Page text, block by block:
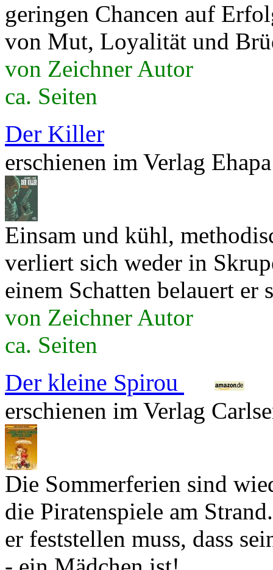
geringen Chancen auf
von Mut, Loyalität und
von Zeichner Autor
ca. Seiten
Der Killer
erschienen im Verlag
Einsam und kühl,
verliert sich weder in
einem Schatten belauert er
von Zeichner Autor
ca. Seiten
Der kleine Spirou
erschienen im Verlag
Die Sommerferien sind
die Piratenspiele am
er feststellen muss, dass